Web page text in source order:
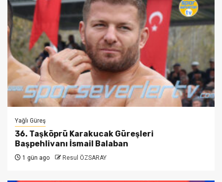
Yağlı Güreş
36. Taşköprü Karakucak Güreşleri
Başpehlivanı İsmail Balaban
1 gün ago Resul ÖZSARAY